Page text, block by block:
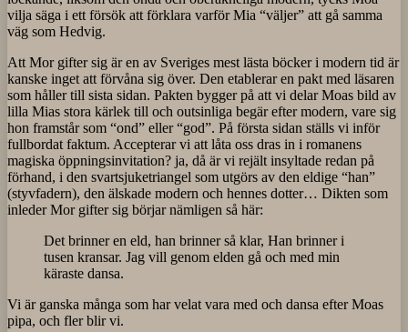
vilja säga i ett försök att förklara varför Mia “väljer” att gå samma
väg som Hedvig.
Att Mor gifter sig är en av Sveriges mest lästa böcker i modern tid är
kanske inget att förvåna sig över. Den etablerar en pakt med läsaren
som håller till sista sidan. Pakten bygger på att vi delar Moas bild av
lilla Mias stora kärlek till och outsinliga begär efter modern, vare sig
hon framstår som “ond” eller “god”. På första sidan ställs vi inför
fullbordat faktum. Accepterar vi att låta oss dras in i romanens
magiska öppningsinvitation? ja, då är vi rejält insyltade redan på
förhand, i den svartsjuketriangel som utgörs av den eldige “han”
(styvfadern), den älskade modern och hennes dotter… Dikten som
inleder Mor gifter sig börjar nämligen så här:
Det brinner en eld, han brinner så klar, Han brinner i
tusen kransar. Jag vill genom elden gå och med min
käraste dansa.
Vi är ganska många som har velat vara med och dansa efter Moas
pipa, och fler blir vi.